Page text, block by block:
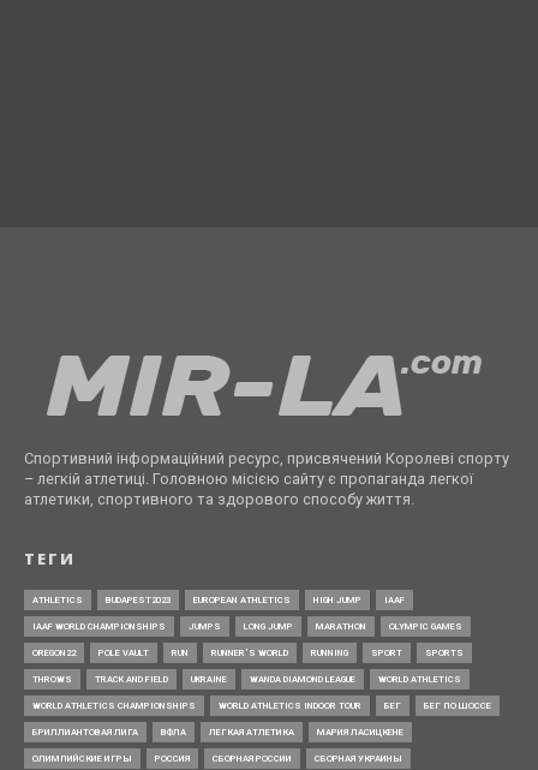
Спортивний інформаційний ресурс, присвячений Королеві спорту
– легкій атлетиці. Головною місією сайту є пропаганда легкої
атлетики, спортивного та здорового способу життя.
ТЕГИ
ATHLETICS BUDAPEST2023 EUROPEAN ATHLETICS HIGH JUMP IAAF
IAAF WORLD CHAMPIONSHIPS JUMPS LONG JUMP MARATHON OLYMPIC GAMES
OREGON22 POLE VAULT RUN RUNNER’S WORLD RUNNING SPORT SPORTS
THROWS TRACK AND FIELD UKRAINE WANDA DIAMOND LEAGUE WORLD ATHLETICS
WORLD ATHLETICS CHAMPIONSHIPS WORLD ATHLETICS INDOOR TOUR БЕГ БЕГ ПО ШОССЕ
БРИЛЛИАНТОВАЯ ЛИГА ВФЛА ЛЕГКАЯ АТЛЕТИКА МАРИЯ ЛАСИЦКЕНЕ
ОЛИМПИЙСКИЕ ИГРЫ РОССИЯ СБОРНАЯ РОССИИ СБОРНАЯ УКРАИНЫ